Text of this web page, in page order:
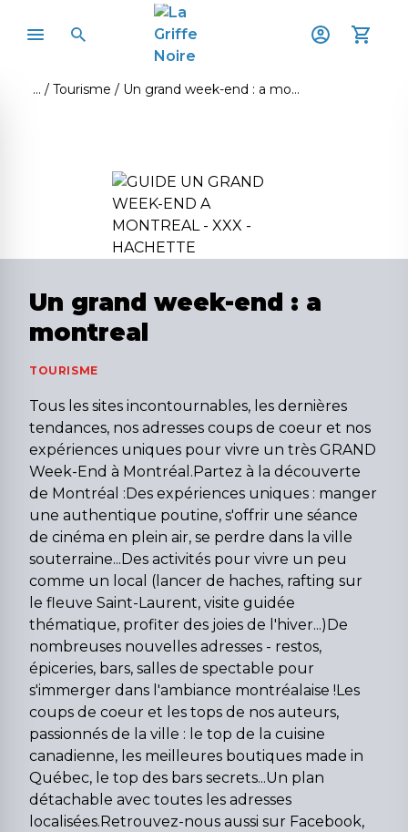
Tourisme Un grand week-end : a montreal
Un grand week-end : a
montreal
TOURISME
Tous les sites incontournables, les dernières
tendances, nos adresses coups de coeur et nos
expériences uniques pour vivre un très GRAND
Week-End à Montréal.Partez à la découverte
de Montréal :Des expériences uniques : manger
une authentique poutine, s'offrir une séance
de cinéma en plein air, se perdre dans la ville
souterraine...Des activités pour vivre un peu
comme un local (lancer de haches, rafting sur
le fleuve Saint-Laurent, visite guidée
thématique, profiter des joies de l'hiver...)De
nombreuses nouvelles adresses - restos,
épiceries, bars, salles de spectable pour
s'immerger dans l'ambiance montréalaise !Les
coups de coeur et les tops de nos auteurs,
passionnés de la ville : le top de la cuisine
canadienne, les meilleures boutiques made in
Québec, le top des bars secrets...Un plan
détachable avec toutes les adresses
localisées.Retrouvez-nous aussi sur Facebook,